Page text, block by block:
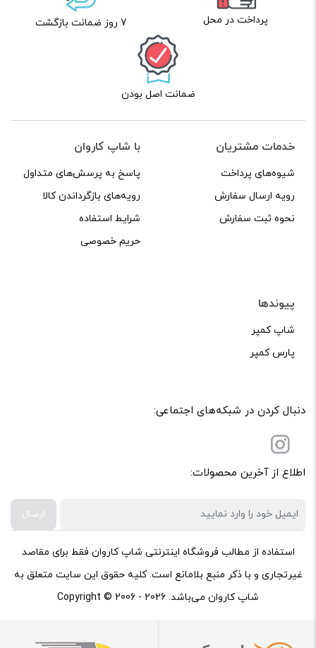
پرداخت در محل 7 روز ضمانت بازگشت
ضمانت اصل بودن
خدمات مشتریان
شیوه‌های پرداخت
رویه ارسال سفارش
نحوه ثبت سفارش
با شاپ کاروان
پاسخ به پرسش‌های متداول
رویه‌های بازگرداندن کالا
شرایط استفاده
حریم خصوصی
پیوندها
شاپ کمپر
پارس کمپر
دنبال کردن در شبکه‌های اجتماعی:
اطلاع از آخرین محصولات:
ارسال
استفاده از مطالب فروشگاه اینترنتی شاپ کاروان فقط برای مقاصد
غیرتجاری و با ذکر منبع بلامانع است. کلیه حقوق این سایت متعلق به
شاپ کاروان می‌باشد. Copyright © 2006 - 2026